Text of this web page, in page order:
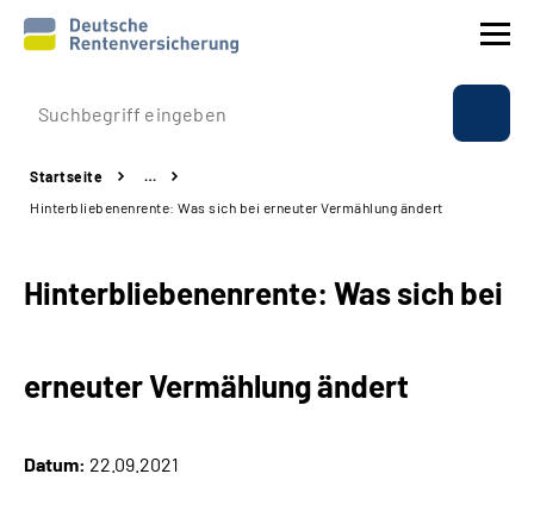
Prävention
Reha
Experten
Über uns & Presse
Startseite
…
Hinterbliebenenrente: Was sich bei erneuter Vermählung ändert
Hinterbliebenenrente: Was sich bei
erneuter Vermählung ändert
Datum: 22.09.2021